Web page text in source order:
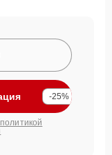
-25%
политикой